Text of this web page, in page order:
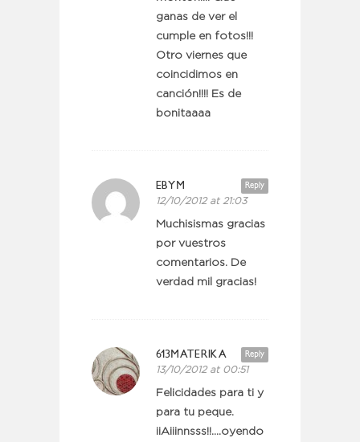
ganas de ver el
cumple en fotos!!!
Otro viernes que
coincidimos en
canción!!!! Es de
bonitaaaa
Reply
EBYM
12/10/2012 at 21:03
Muchisismas gracias
por vuestros
comentarios. De
verdad mil gracias!
Reply
613MATERIKA
13/10/2012 at 00:51
Felicidades para ti y
para tu peque.
¡¡Aiiinnsss!!….oyendo